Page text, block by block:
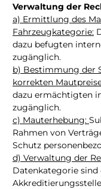
Verwaltung der
a) Ermittlung des
Fahrzeugkategorie:
dazu befugten
zugänglich.
b) Bestimmung der
korrekten
dazu ermächtigten
zugänglich.
c) Mauterhebung:
Rahmen von
Schutz
d) Verwaltung der
Datenkategorie sind